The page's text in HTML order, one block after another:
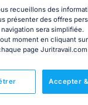
+ PDF
TTC
Fabriqué en
recueillons des
présenter des offres
navigation sera simplifiée.
moment en cliquant
page Juritravail.com
Accepter